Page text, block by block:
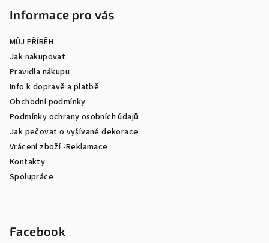
Informace pro vás
MŮJ PŘÍBĚH
Jak nakupovat
Pravidla nákupu
Info k dopravě a platbě
Obchodní podmínky
Podmínky ochrany osobních údajů
Jak pečovat o vyšívané dekorace
Vrácení zboží -Reklamace
Kontakty
Spolupráce
Facebook